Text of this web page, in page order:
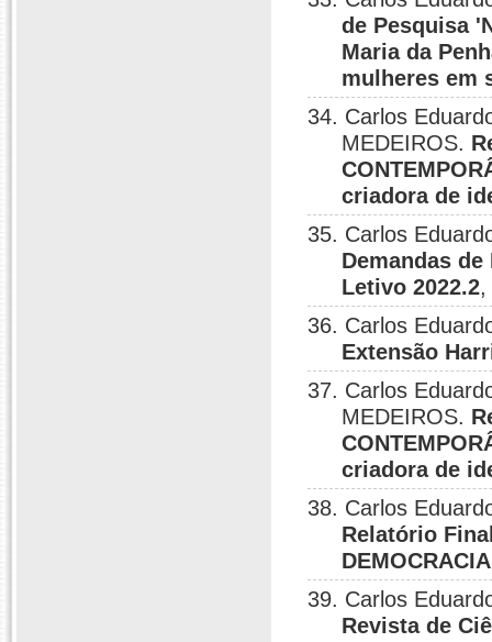
de Pesquisa
Maria da
mulheres em
34. Carlos
MEDEIROS.
criadora de
35. Carlos
Demandas
Letivo 2022.2,
36. Carlos
Extensão
37. Carlos
MEDEIROS.
criadora de
38. Carlos
Relatório
DEMOCRACIA
39. Carlos
Revista de